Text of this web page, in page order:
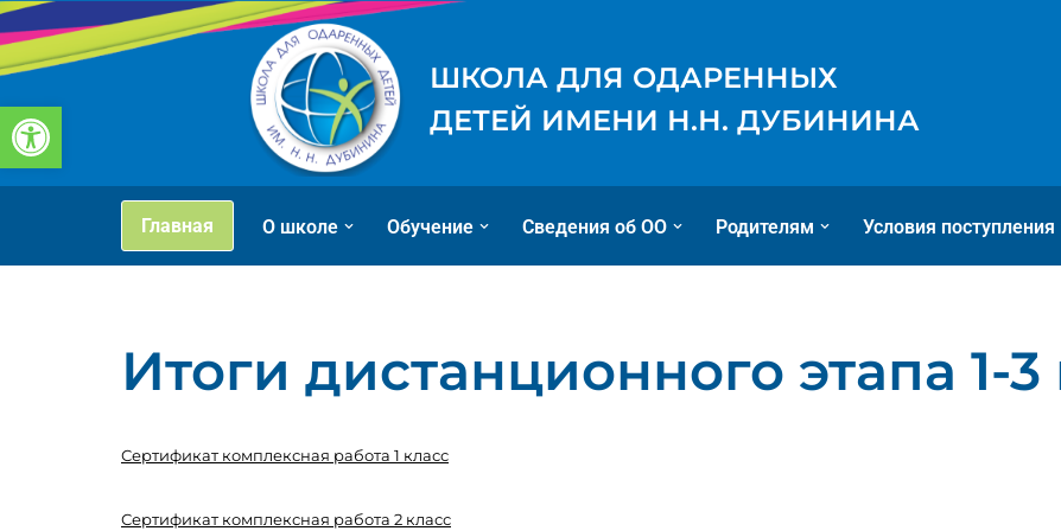
Перейти
содержимому
ШКОЛА ДЛЯ ОДАРЕННЫХ
ДЕТЕЙ ИМЕНИ Н.Н. ДУБИНИНА
Главная О школе Обучение Сведения об ОО Родителям Условия поступления
Итоги дистанционного этапа 1-3
Сертификат комплексная работа 1 класс
Сертификат комплексная работа 2 класс
Открыть панель инструментов